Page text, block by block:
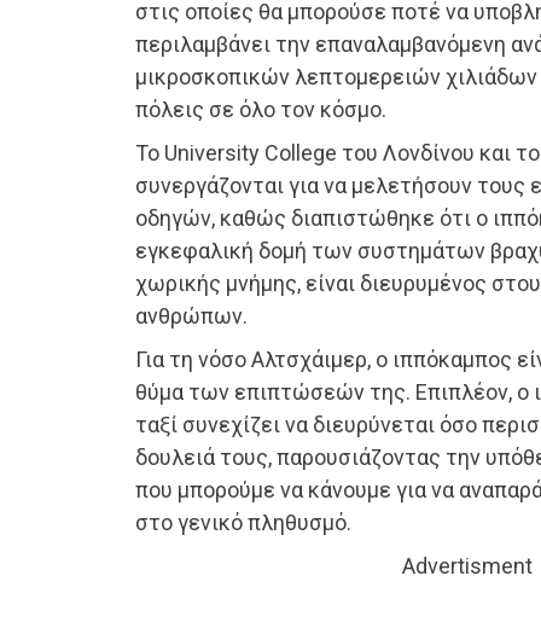
στις οποίες θα μπορούσε ποτέ να
περιλαμβάνει την επαναλαμβανόμενη
μικροσκοπικών λεπτομερειών
πόλεις σε όλο τον κόσμο.
Το University College του Λονδίνου και
συνεργάζονται για να μελετήσουν
οδηγών, καθώς διαπιστώθηκε ότι ο
εγκεφαλική δομή των συστημάτων
χωρικής μνήμης, είναι διευρυμένος
ανθρώπων.
Για τη νόσο Αλτσχάιμερ, ο ιππόκαμπος
θύμα των επιπτώσεών της. Επιπλέον,
ταξί συνεχίζει να διευρύνεται όσο
δουλειά τους, παρουσιάζοντας την
που μπορούμε να κάνουμε για να
στο γενικό πληθυσμό.
Advertisment